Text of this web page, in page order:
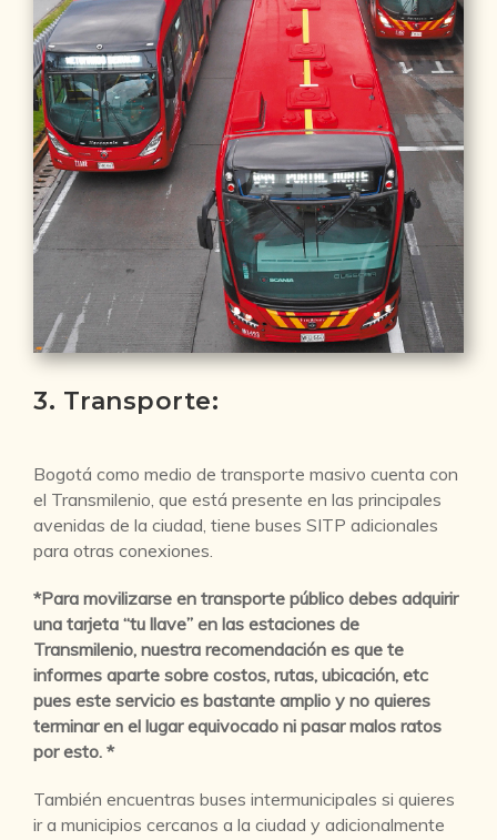
3. Transporte:
Bogotá como medio de transporte masivo cuenta con
el Transmilenio, que está presente en las principales
avenidas de la ciudad, tiene buses SITP adicionales
para otras conexiones.
*Para movilizarse en transporte público debes adquirir
una tarjeta “tu llave” en las estaciones de
Transmilenio, nuestra recomendación es que te
informes aparte sobre costos, rutas, ubicación, etc
pues este servicio es bastante amplio y no quieres
terminar en el lugar equivocado ni pasar malos ratos
por esto. *
También encuentras buses intermunicipales si quieres
ir a municipios cercanos a la ciudad y adicionalmente